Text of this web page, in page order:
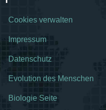
Cookies verwalten
Impressum
Datenschutz
Evolution des Menschen
Biologie Seite